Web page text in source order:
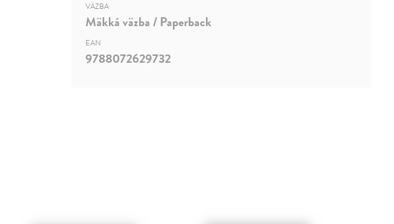
VÄZBA
Mäkká väzba / Paperback
EAN
9788072629732